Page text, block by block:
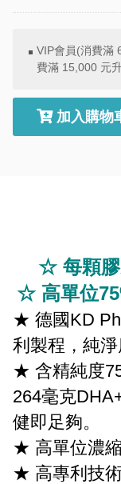
VIP會員(消費滿
費滿 15,000 元
加入購物
☆ 每顆
☆ 高單位
★ 德國KD
利製程，純淨
★ 含精純度
264毫克
健即足夠。
★ 高單位濃縮
★ 高專利技